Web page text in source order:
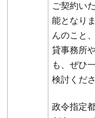
ご契約い
能となり
んのこと
貸事務所
も、ぜひ
検討くださ
政令指定